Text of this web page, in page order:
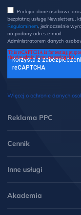
Podając dane osobowe
bezpłatną usługę Newsletteru,
Regulaminem, jednocześnie
na podany adres e-mail.
Administratorem danych
Poznaniu przy ul. Węglowej 1/3
można kontaktować się
adres e-mail:
przetwarzane w celu wysyłki
związku z czym mają Państwo
zgody, możliwość żądania ich
sprzeciwu wobec
Więcej o ochronie danych
Reklama PPC
Cennik
Inne usługi
Akademia